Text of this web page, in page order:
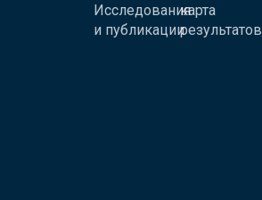
Исследования
и публикации
карта
результатов